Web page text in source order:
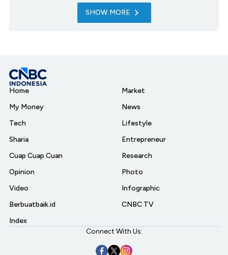
SHOW MORE
Home
My Money
Tech
Sharia
Cuap Cuap Cuan
Opinion
Video
Berbuatbaik.id
Index
Market
News
Lifestyle
Entrepreneur
Research
Photo
Infographic
CNBC TV
Connect With Us: